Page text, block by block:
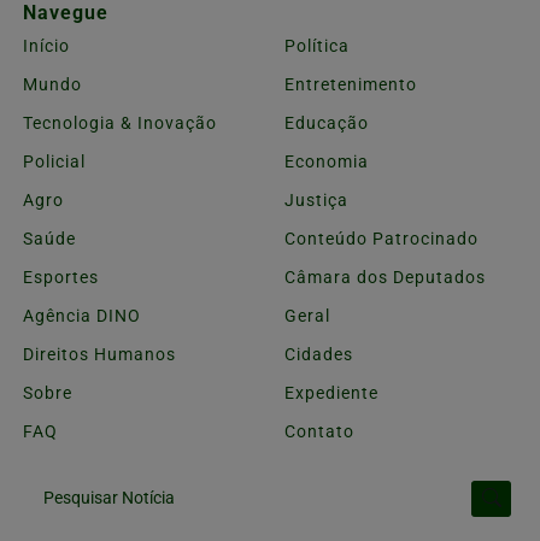
Navegue
Início
Política
Mundo
Entretenimento
Tecnologia & Inovação
Educação
Policial
Economia
Agro
Justiça
Saúde
Conteúdo Patrocinado
Esportes
Câmara dos Deputados
Agência DINO
Geral
Direitos Humanos
Cidades
Sobre
Expediente
FAQ
Contato
Pesquisar Notícia